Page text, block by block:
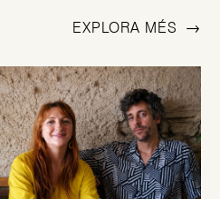
EXPLORA MÉS →